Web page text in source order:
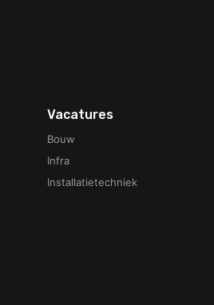
Vacatures
Bouw
Infra
Installatietechniek